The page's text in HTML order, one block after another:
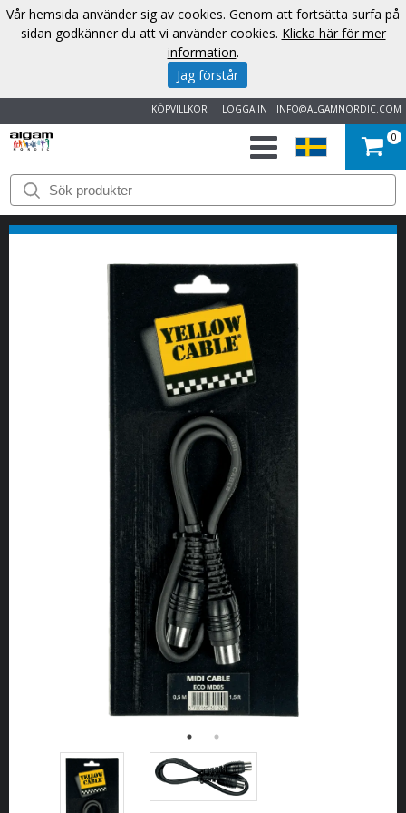
INFO@ALGAMNORDIC.COM
LOGGA IN
KÖPVILLKOR
START
VARUMÄRKEN
NYHETER
KONTAKT
0
Vår hemsida använder sig av cookies. Genom att fortsätta surfa på
sidan godkänner du att vi använder cookies. Klicka här för mer
information.
Jag förstår